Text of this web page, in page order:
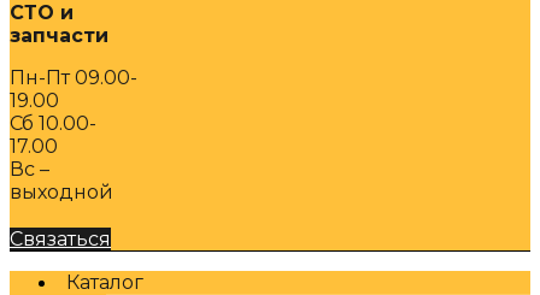
СТО и
запчасти
Пн-Пт 09.00-
19.00
Сб 10.00-
17.00
Вс –
выходной
Связаться
Каталог